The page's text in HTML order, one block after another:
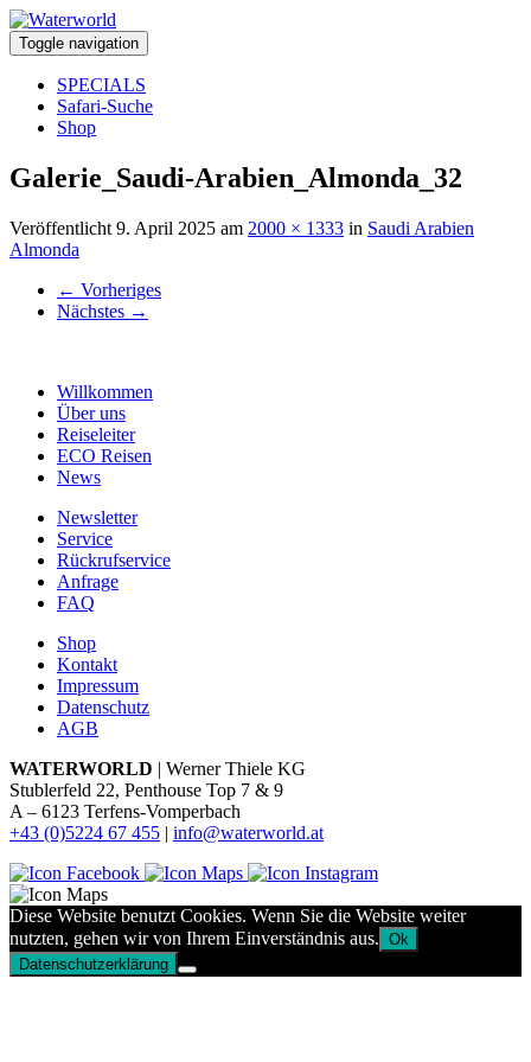
Toggle navigation
SPECIALS
Safari-Suche
Shop
Galerie_Saudi-Arabien_Almonda_32
Veröffentlicht 9. April 2025 am 2000 × 1333 in Saudi Arabien
Almonda
← Vorheriges
Nächstes →
Willkommen
Über uns
Reiseleiter
ECO Reisen
News
Newsletter
Service
Rückrufservice
Anfrage
FAQ
Shop
Kontakt
Impressum
Datenschutz
AGB
WATERWORLD | Werner Thiele KG
Stublerfeld 22, Penthouse Top 7 & 9
A – 6123 Terfens-Vomperbach
+43 (0)5224 67 455 | info@waterworld.at
Diese Website benutzt Cookies. Wenn Sie die Website weiter
nutzten, gehen wir von Ihrem Einverständnis aus. Ok
Datenschutzerklärung